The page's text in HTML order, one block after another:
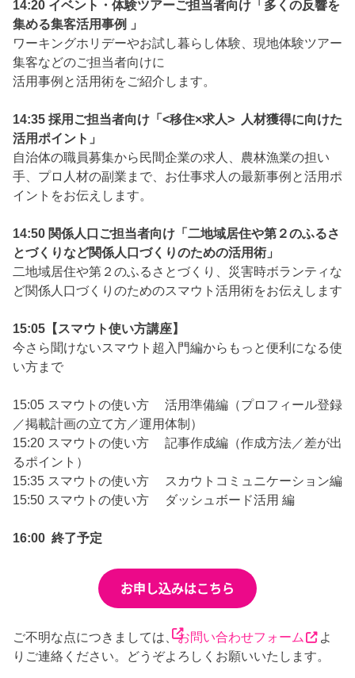
14:20 イベント・体験ツアーご担当者向け「多くの反響を
集める集客活用事例 」
ワーキングホリデーやお試し暮らし体験、現地体験ツアー
集客などのご担当者向けに
活用事例と活用術をご紹介します。
14:35 採用ご担当者向け「<移住×求人> 人材獲得に向けた
活用ポイント」
自治体の職員募集から民間企業の求人、農林漁業の担い
手、プロ人材の副業まで、お仕事求人の最新事例と活用ポ
イントをお伝えします。
14:50 関係人口ご担当者向け「二地域居住や第２のふるさ
とづくりなど関係人口づくりのための活用術」
二地域居住や第２のふるさとづくり、災害時ボランティな
ど関係人口づくりのためのスマウト活用術をお伝えします
15:05【スマウト使い方講座】
今さら聞けないスマウト超入門編からもっと便利になる使
い方まで
15:05 スマウトの使い方 活用準備編（プロフィール登録
／掲載計画の立て方／運用体制）
15:20 スマウトの使い方 記事作成編（作成方法／差が出
るポイント）
15:35 スマウトの使い方 スカウトコミュニケーション編
15:50 スマウトの使い方 ダッシュボード活用 編
16:00 終了予定
ご不明な点につきましては、お問い合わせフォーム
よ
りご連絡ください。どうぞよろしくお願いいたします。